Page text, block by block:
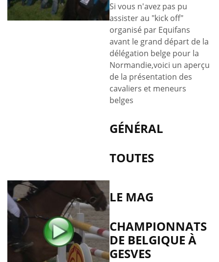
Si vous n'avez pas pu
assister au "kick off"
organisé par Equifans
avant le grand départ de la
délégation belge pour la
Normandie,voici un aperçu
de la présentation des
cavaliers et meneurs
belges
GÉNÉRAL
TOUTES
LE MAG
CHAMPIONNATS
DE BELGIQUE À
GESVES